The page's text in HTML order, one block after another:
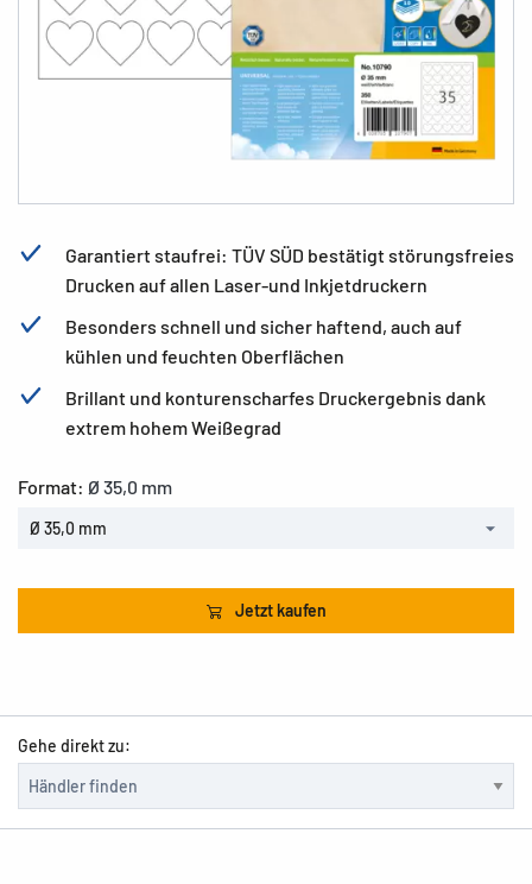
Garantiert staufrei: TÜV SÜD bestätigt störungsfreies
Drucken auf allen Laser-und Inkjetdruckern
Besonders schnell und sicher haftend, auch auf
kühlen und feuchten Oberflächen
Brillant und konturenscharfes Druckergebnis dank
extrem hohem Weißegrad
Format: Ø 35,0 mm
Ø 35,0 mm
Jetzt kaufen
Gehe direkt zu: